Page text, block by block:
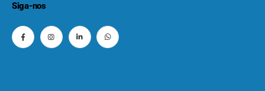
Siga-nos